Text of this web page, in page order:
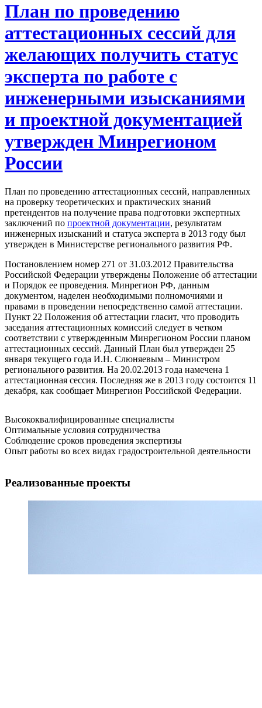
План по проведению
аттестационных сессий для
желающих получить статус
эксперта по работе с
инженерными изысканиями
и проектной документацией
утвержден Минрегионом
России
План по проведению аттестационных сессий, направленных
на проверку теоретических и практических знаний
претендентов на получение права подготовки экспертных
заключений по проектной документации, результатам
инженерных изысканий и статуса эксперта в 2013 году был
утвержден в Министерстве регионального развития РФ.
Постановлением номер 271 от 31.03.2012 Правительства
Российской Федерации утверждены Положение об аттестации
и Порядок ее проведения. Минрегион РФ, данным
документом, наделен необходимыми полномочиями и
правами в проведении непосредственно самой аттестации.
Пункт 22 Положения об аттестации гласит, что проводить
заседания аттестационных комиссий следует в четком
соответствии с утвержденным Минрегионом России планом
аттестационных сессий. Данный План был утвержден 25
января текущего года И.Н. Слюняевым – Министром
регионального развития. На 20.02.2013 года намечена 1
аттестационная сессия. Последняя же в 2013 году состоится 11
декабря, как сообщает Минрегион Российской Федерации.
Высококвалифицированные специалисты
Оптимальные условия сотрудничества
Соблюдение сроков проведения экспертизы
Опыт работы во всех видах градостроительной деятельности
Реализованные проекты